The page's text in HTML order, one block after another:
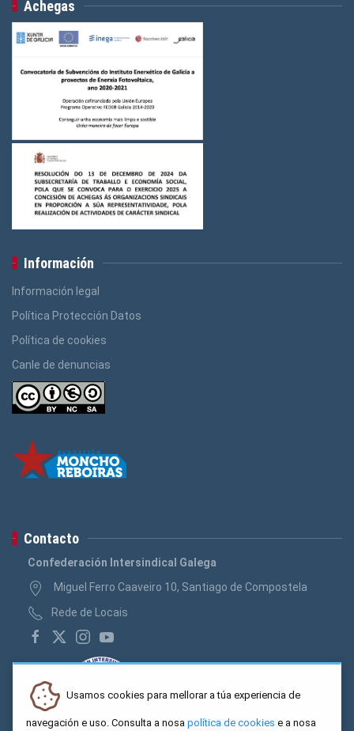
Achegas
Información
Información legal
Política Protección Datos
Política de cookies
Canle de denuncias
Contacto
Confederación Intersindical Galega
Miguel Ferro Caaveiro 10, Santiago de Compostela
Rede de Locais
Usamos cookies para mellorar a túa experiencia de
navegación e uso. Consulta a nosa política de cookies e a nosa